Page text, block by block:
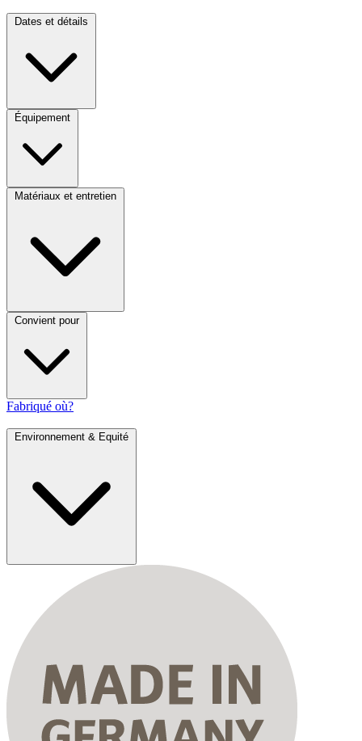
Dates et détails
Équipement
Matériaux et entretien
Convient pour
Fabriqué où?
Environnement & Equité